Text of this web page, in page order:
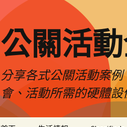
公關活
分享各式公關活動案
會、活動所需的硬體